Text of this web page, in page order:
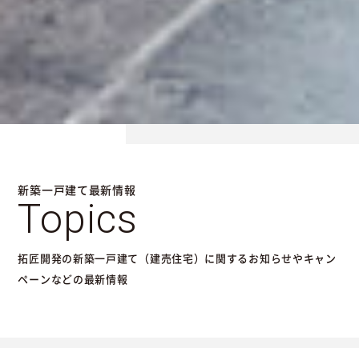
新築一戸建て最新情報
Topics
拓匠開発の新築一戸建て（建売住宅）に関するお知らせやキャン
ペーンなどの最新情報